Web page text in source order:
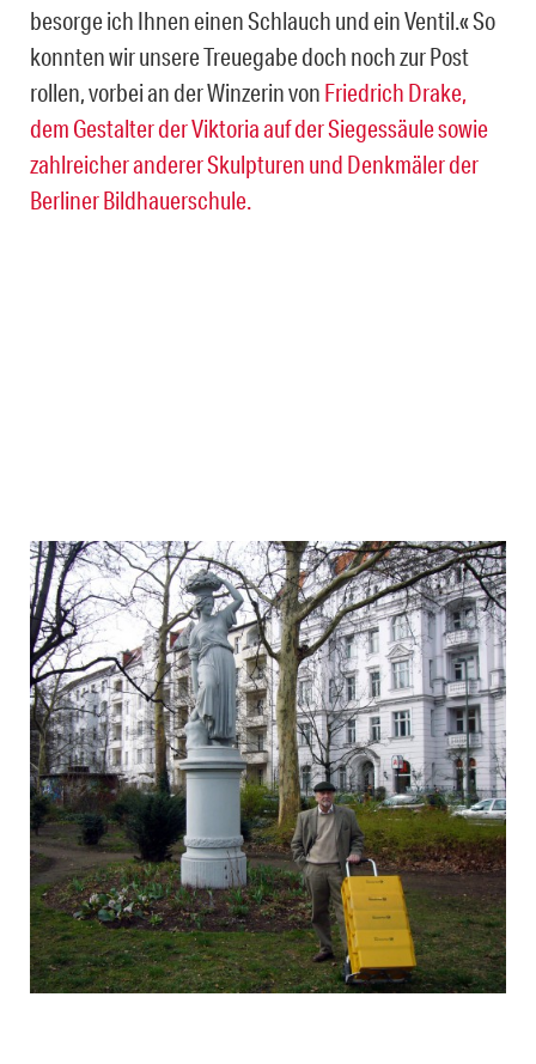
besorge ich Ihnen einen Schlauch und ein Ventil.« So
konnten wir unsere Treuegabe doch noch zur Post
rollen, vorbei an der Winzerin von Friedrich Drake,
dem Gestalter der Viktoria auf der Siegessäule sowie
zahlreicher anderer Skulpturen und Denkmäler der
Berliner Bildhauerschule.